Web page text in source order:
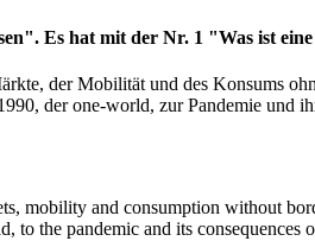
Es hat mit der Nr. 1 "Was ist
der Mobilität und des Konsums
der one-world, zur Pandemie
mobility and consumption without
the pandemic and its